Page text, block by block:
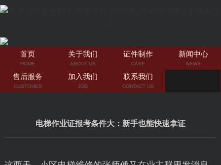
首页
HOME
关于我们
ABOUT US
证件制作
CASE
新闻中心
NEWS
售后服务
CUSTOMER
加入我们
JOB
联系我们
CONTACT US
电梯作业证报考条件大：新手也能快速拿证